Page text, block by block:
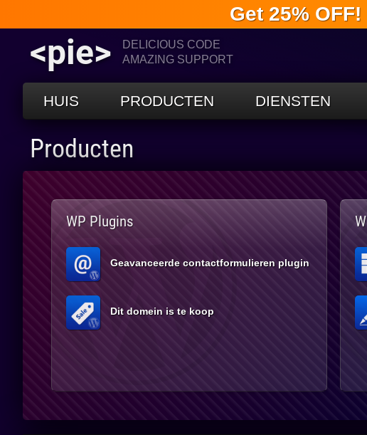
Get 25% OFF!
<pie>
DELICIOUS CODE
AMAZING SUPPORT
HUIS PRODUCTEN DIENSTEN
Producten
WP Plugins
Geavanceerde contactformulieren plugin
Dit domein is te koop